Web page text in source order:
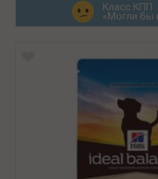
Класс КПП
«Могли бы